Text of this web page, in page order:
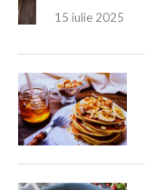
15 iulie 2025